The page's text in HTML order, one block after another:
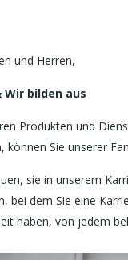
und Herren,
Wir bilden aus
Produkten und
können Sie unserer
sie in unserem
bei dem Sie eine
haben, von jedem